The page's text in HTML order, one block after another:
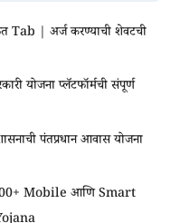
Tab | अर्ज करण्याची शेवटची
योजना प्लॅटफॉर्मची संपूर्ण
पंतप्रधान आवास योजना
Mobile आणि Smart